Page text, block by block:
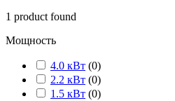
1 product found
Мощность
4.0 кВт (0)
2.2 кВт (0)
1.5 кВт (0)